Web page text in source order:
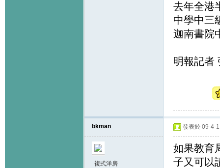
去年全港
中學中三
迦南書院
明報記者
bkman
複式洋房
發表於 09-4-
如果教育
子又可以